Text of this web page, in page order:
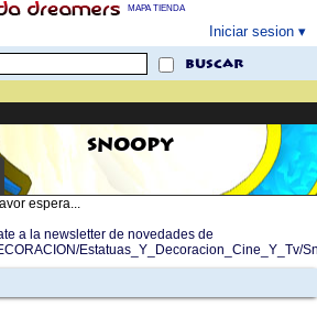
MAPA TIENDA
Iniciar sesion
buscar
SNOOPY
espera...
a la newsletter de novedades de
Estatuas_Y_Decoracion_Cine_Y_Tv/